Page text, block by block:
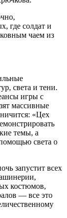
где солдат и
чаем из
света и тени.
игры с
массивные
«Цех
темы, а
света о
запустит всех
костюмов,
— все это